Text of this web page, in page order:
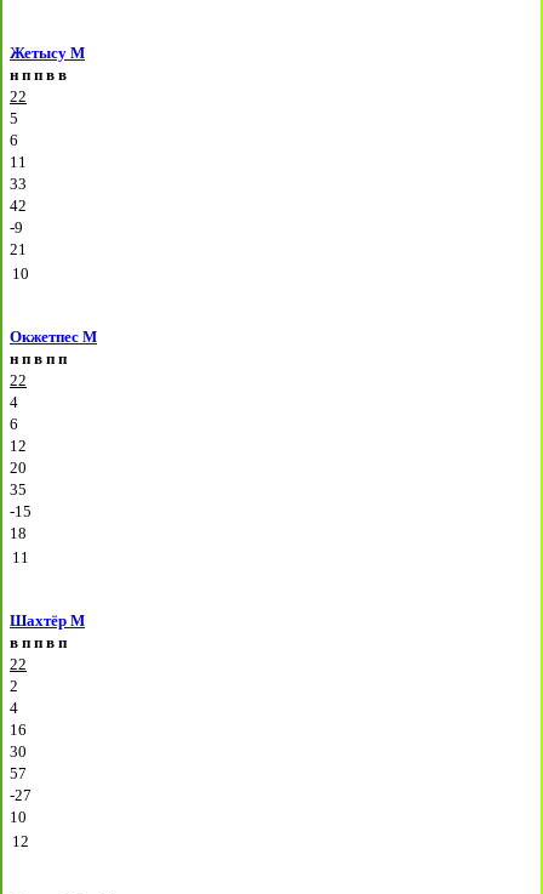
Жетысу М
н п п в в
22
5
6
11
33
42
-9
21
10
Окжетпес М
н п в п п
22
4
6
12
20
35
-15
18
11
Шахтёр М
в п п в п
22
2
4
16
30
57
-27
10
12